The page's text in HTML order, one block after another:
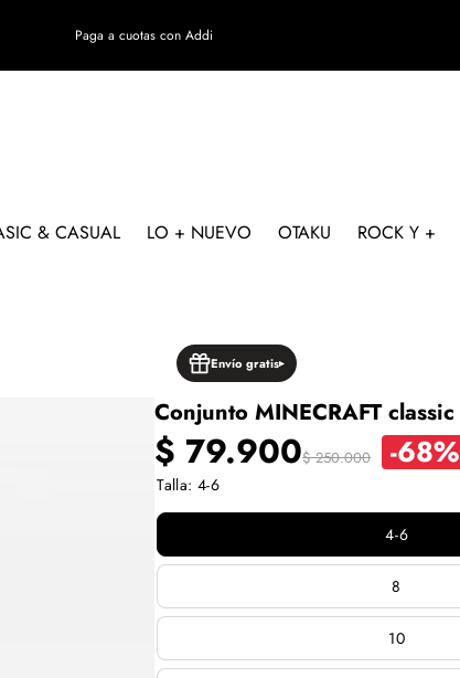
Paga a cuotas con Addi
& CASUAL LO + NUEVO OTAKU ROCK Y +
Envío gratis
Conjunto MINECRAFT classic
Precio
en
oferta
$ 79.900Precio
$ 250.000 -68%
Talla: 4-6
4-6
8
10